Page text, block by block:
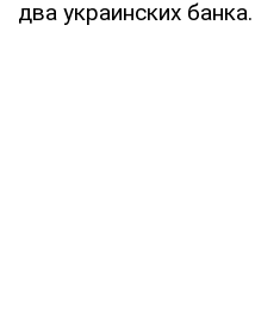
два украинских банка.